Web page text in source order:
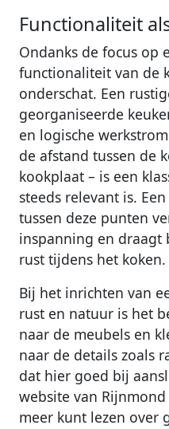
Functionaliteit
Ondanks de focus op
functionaliteit van de
onderschat. Een
georganiseerde
en logische
de afstand tussen de
kookplaat – is een
steeds relevant is.
tussen deze punten
inspanning en draagt
rust tijdens het koken.
Bij het inrichten van
rust en natuur is het
naar de meubels en
naar de details zoals
dat hier goed bij
website van
meer kunt lezen over